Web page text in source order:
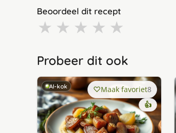
Beoordeel dit recept
★ ★ ★ ★ ★
Probeer dit ook
AI-kok Maak favoriet8
👍